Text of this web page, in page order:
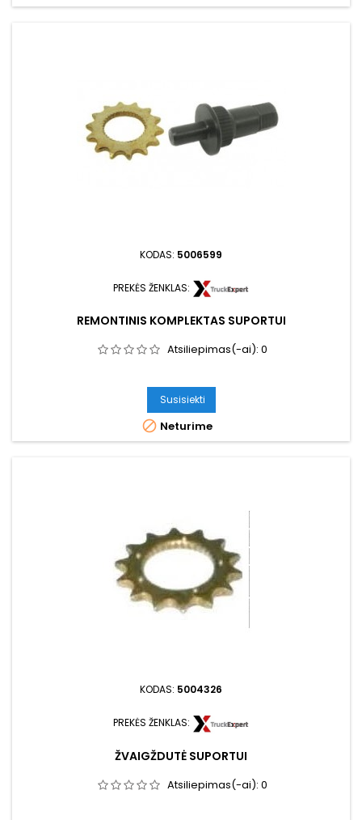
KODAS: 5006599
PREKĖS ŽENKLAS:
REMONTINIS KOMPLEKTAS SUPORTUI
Atsiliepimas(-ai): 0
Susisiekti
 Neturime
KODAS: 5004326
PREKĖS ŽENKLAS:
ŽVAIGŽDUTĖ SUPORTUI
Atsiliepimas(-ai): 0